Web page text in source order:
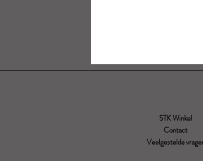
STK Winkel
Contact
Veelgestelde